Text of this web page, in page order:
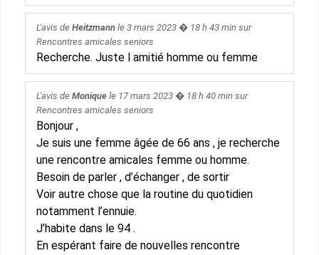
L'avis de Heitzmannle 3 mars 2023� 18 h 43 min sur
Rencontres amicales seniors
Recherche. Juste l amitié homme ou femme
L'avis de Moniquele 17 mars 2023� 18 h 40 min sur
Rencontres amicales seniors
Bonjour ,
Je suis une femme âgée de 66 ans , je recherche
une rencontre amicales femme ou homme.
Besoin de parler , d’échanger , de sortir
Voir autre chose que la routine du quotidien
notamment l’ennuie.
J’habite dans le 94 .
En espérant faire de nouvelles rencontre